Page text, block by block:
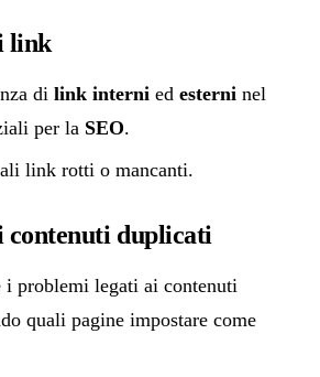
link
di link interni ed esterni nel
per la SEO.
link rotti o mancanti.
contenuti duplicati
i problemi legati ai contenuti
quali pagine impostare come